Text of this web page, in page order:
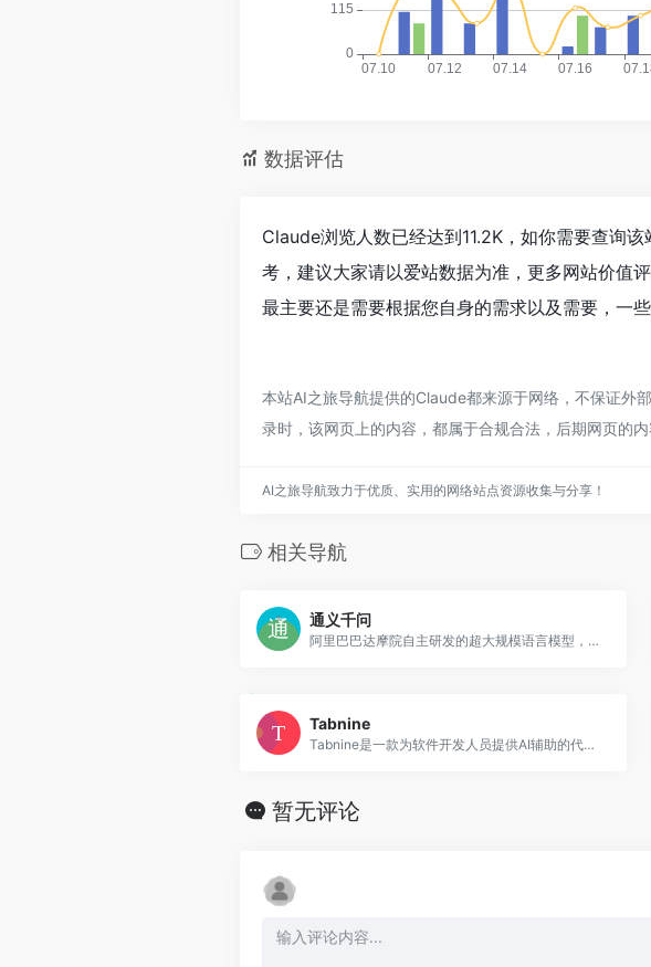
数据评估
Claude浏览人数已经达到11.2K，如你需要查询
考，建议大家请以爱站数据为准，更多网站价值
最主要还是需要根据您自身的需求以及需要，一
本站AI之旅导航提供的Claude都来源于网络，不保证外
录时，该网页上的内容，都属于合规合法，后期网页的
AI之旅导航致力于优质、实用的网络站点资源收集与分享！
相关导航
通义千问
阿里巴巴达摩院自主研发的超大规模语言模型，于2023年4月11日发布
Tabnine
Tabnine是一款为软件开发人员提供AI辅助的代码工具，通过整行和完整功能的代码补全，帮助开发者更高效地编写代码
暂无评论